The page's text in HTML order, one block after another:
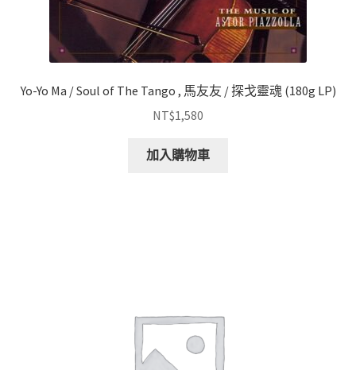
Yo-Yo Ma / Soul of The Tango , 馬友友 / 探戈靈魂 (180g LP)
NT$1,580
加入購物車